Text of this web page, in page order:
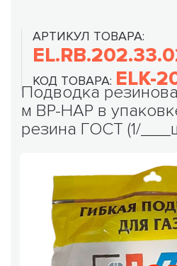
АРТИКУЛ ТОВАРА:
КОД ТОВАРА: ELK-
Подводка
м ВР-НАР в
резина ГОСТ (1/